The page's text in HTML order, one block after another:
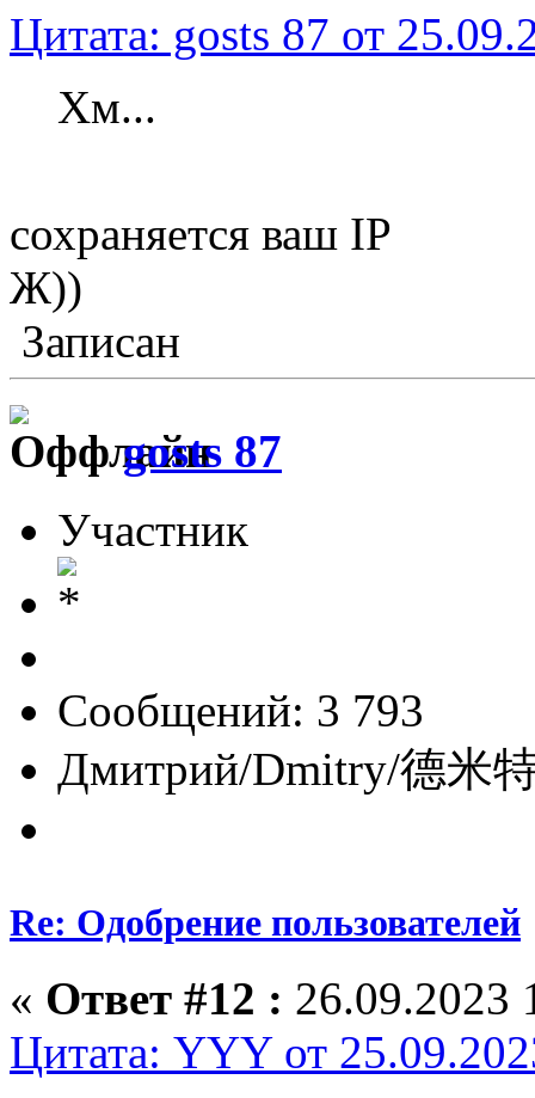
Цитата: gosts 87 от
Хм...
сохраняется ваш IP
Ж))
Записан
gosts 87
Участник
Сообщений: 3 793
Дмитрий/Dmitry/德米特
Re: Одобрение пользователей
« Ответ #12 : 26.09.2023
Цитата: YYY от